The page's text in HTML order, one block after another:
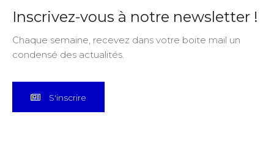
Inscrivez-vous à notre newsletter !
Chaque semaine, recevez dans votre boite mail un
condensé des actualités.
S'inscrire